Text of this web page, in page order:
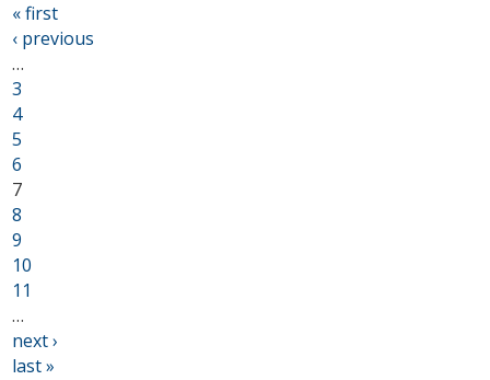
« first
‹ previous
…
3
4
5
6
7
8
9
10
11
…
next ›
last »